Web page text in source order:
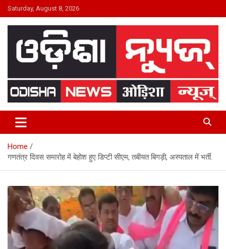
Skip
to
content
Saturday, August 8, 2026
ODISHA NEWS
Home
गणतंत्र दिवस समारोह में बेहोश हुए डिप्टी सीएम, तबीयत बिगड़ी, अस्पताल में भर्ती.